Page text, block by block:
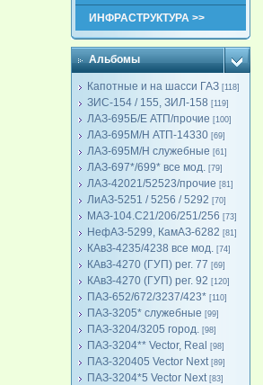
ИНФРАСТРУКТУРА >>
Альбомы
Капотные и на шасси ГАЗ [118]
ЗИС-154 / 155, ЗИЛ-158 [119]
ЛАЗ-695Б/Е АТП/прочие [100]
ЛАЗ-695М/Н АТП-14330 [69]
ЛАЗ-695М/Н служебные [61]
ЛАЗ-697*/699* все мод. [79]
ЛАЗ-42021/52523/прочие [81]
ЛиАЗ-5251 / 5256 / 5292 [70]
МАЗ-104.C21/206/251/256 [73]
НефАЗ-5299, КамАЗ-6282 [81]
КАвЗ-4235/4238 все мод. [74]
КАвЗ-4270 (ГУП) рег. 77 [69]
КАвЗ-4270 (ГУП) рег. 92 [120]
ПАЗ-652/672/3237/423* [110]
ПАЗ-3205* служебные [99]
ПАЗ-3204/3205 город. [98]
ПАЗ-3204** Vector, Real [98]
ПАЗ-320405 Vector Next [89]
ПАЗ-3204*5 Vector Next [83]